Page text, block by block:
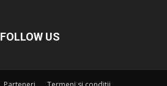
FOLLOW US